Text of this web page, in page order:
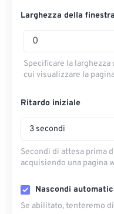
Larghezza della
Specificare la
cui visualizzare la
Ritardo iniziale
3 secondi
Secondi di attesa prima
acquisiendo una pagina
Nascondi
Se abilitato, tenteremo